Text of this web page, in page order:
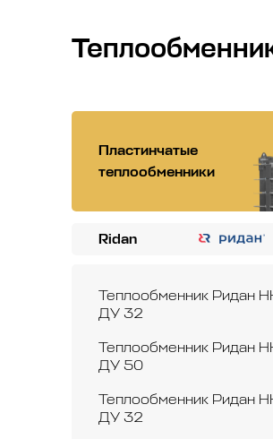
Пластинчатые
теплообменники
Ridan
Теплообменник Ридан
ДУ 32
Теплообменник Ридан
ДУ 50
Теплообменник Ридан
ДУ 32